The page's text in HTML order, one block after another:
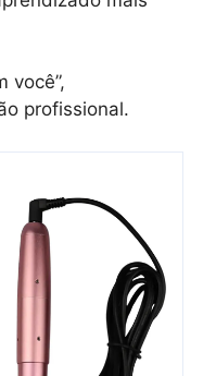
você”,
profissional.